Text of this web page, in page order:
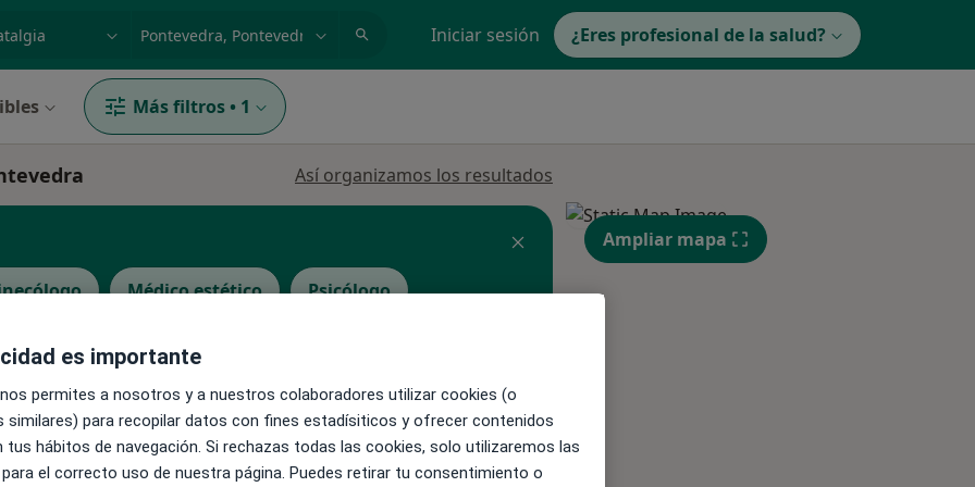
Iniciar sesión ¿Eres profesional de la salud?
Más filtros • 1
Así organizamos los resultados
Médico estético Psicólogo
La reserva de cita online no está disponible
Pedir una cita
Ampliar mapa
es importante
permites a nosotros y a nuestros colaboradores utilizar cookies (o
similares) para recopilar datos con fines estadísiticos y ofrecer contenidos
tus hábitos de navegación. Si rechazas todas las cookies, solo utilizaremos las
el correcto uso de nuestra página. Puedes retirar tu consentimiento o